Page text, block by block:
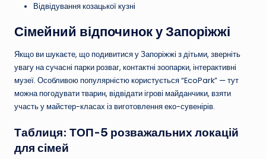
Відвідування козацької кузні
Сімейний відпочинок у Запоріжжі
Якщо ви шукаєте, що подивитися у Запоріжжі з дітьми, зверніть
увагу на сучасні парки розваг, контактні зоопарки, інтерактивні
музеї. Особливою популярністю користується “EcoPark” — тут
можна погодувати тварин, відвідати ігрові майданчики, взяти
участь у майстер-класах із виготовлення еко-сувенірів.
Таблиця: ТОП-5 розважальних локацій
для сімей